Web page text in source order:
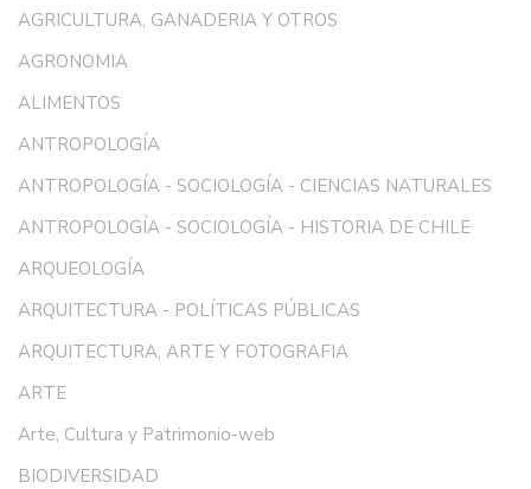
AGRICULTURA, GANADERIA Y OTROS
AGRONOMIA
ALIMENTOS
ANTROPOLOGÍA
ANTROPOLOGÍA - SOCIOLOGÍA - CIENCIAS NATURALES
ANTROPOLOGÍA - SOCIOLOGÍA - HISTORIA DE CHILE
ARQUEOLOGÍA
ARQUITECTURA - POLÍTICAS PÚBLICAS
ARQUITECTURA, ARTE Y FOTOGRAFIA
ARTE
Arte, Cultura y Patrimonio-web
BIODIVERSIDAD